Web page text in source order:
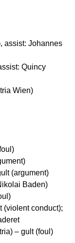
assist: Johannes
Quincy
Wien)
(argument)
Baden)
(violent conduct);
– gult (foul)